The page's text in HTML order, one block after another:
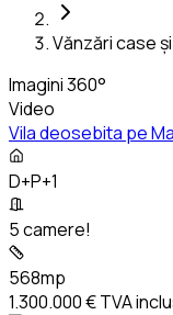
Vănzări case
Imagini 360°
Video
Vila deosebita pe
D+P+1
5 camere!
568mp
1.300.000 €TVA